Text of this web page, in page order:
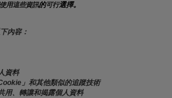
用這些資訊的可行選擇。
內容：
資料
」和其他類似的追蹤技術
用、轉讓和揭露個人資料